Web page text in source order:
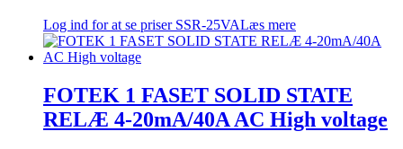
Log ind for at se priserSSR-25VALæs mere
FOTEK 1 FASET SOLID STATE
RELÆ 4-20mA/40A AC High voltage